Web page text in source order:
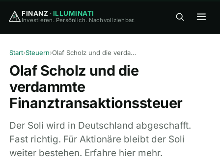
FINANZ · ILLUMINATI
Investieren. Persönlich. Nachvollziehbar.
FINANZ·ILLUMINATI
🏠Home
🎓Wissen
Start›Steuern› Olaf Scholz und die verdammte Finanztransaktionssteuer
Olaf Scholz und die
verdammte
Finanztransaktionssteuer
Der Soli wird in Deutschland abgeschafft.
Fast richtig. Für Aktionäre bleibt der Soli
weiter bestehen. Erfahre hier mehr.